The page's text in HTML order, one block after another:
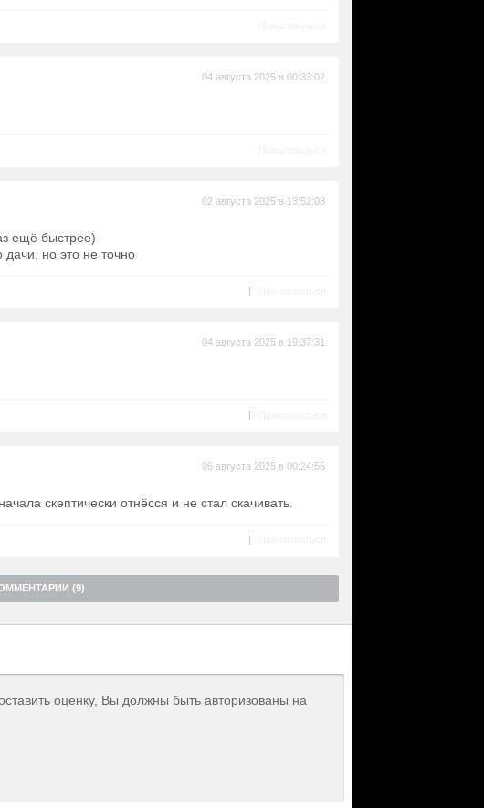
04 августа 2025 в 00:33:02
02 августа 2025 в 13:52:08
ещё быстрее)
но это не точно
|
04 августа 2025 в 19:37:31
|
06 августа 2025 в 00:24:55
скептически отнёсся и не стал скачивать.
|
(9)
оценку, Вы должны быть авторизованы на